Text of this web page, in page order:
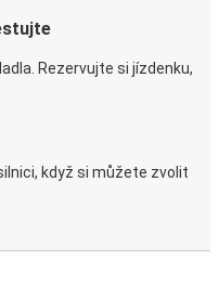
Rezervujte si jízdenku,
když si můžete zvolit